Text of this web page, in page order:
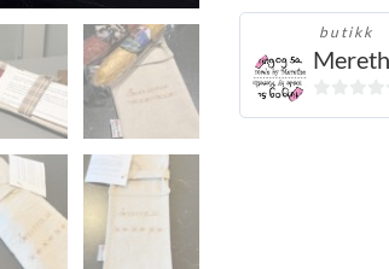
bærekraftig
oppbevaring
butikk